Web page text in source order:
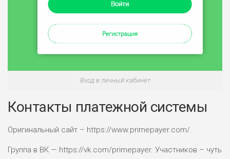
Вход в личный кабинет
Контакты платежной системы
Оригинальный сайт – https://www.primepayer.com/.
Группа в ВК — https://vk.com/primepayer. Участников – чуть